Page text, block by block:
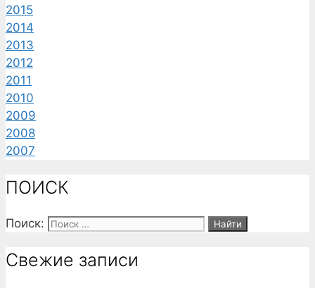
2015
2014
2013
2012
2011
2010
2009
2008
2007
ПОИСК
Поиск:
Свежие записи